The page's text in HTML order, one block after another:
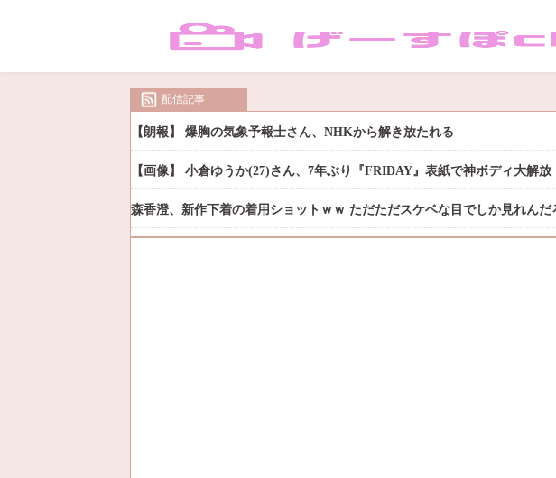
配信記事
【朗報】 爆胸の気象予報士さん、NHKから解き放たれる
【画像】 小倉ゆうか(27)さん、7年ぶり『FRIDAY』表紙で神ボディ大解放
森香澄、新作下着の着用ショットｗｗ ただただスケベな目でしか見れんだ